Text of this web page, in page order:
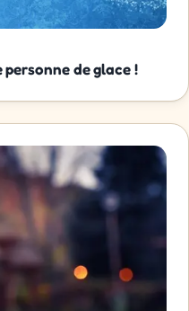
personne de glace !